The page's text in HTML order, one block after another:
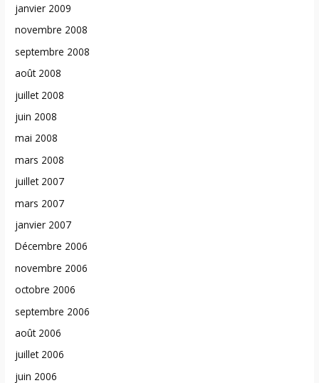
janvier 2009
novembre 2008
septembre 2008
août 2008
juillet 2008
juin 2008
mai 2008
mars 2008
juillet 2007
mars 2007
janvier 2007
Décembre 2006
novembre 2006
octobre 2006
septembre 2006
août 2006
juillet 2006
juin 2006